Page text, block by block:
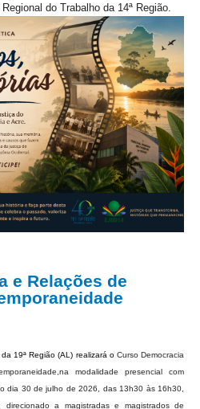
e conciliação – Cejusc 1º e 2º
e Requisições de
de Prazos
do Trabalho da 14ª Região.
e Relações de
19ª Região (AL) realizará oCurso Democracia
modalidade presencial com
dia 30 de julho de 2026, das 13h30 às 16h30,
a magistradas e magistrados de